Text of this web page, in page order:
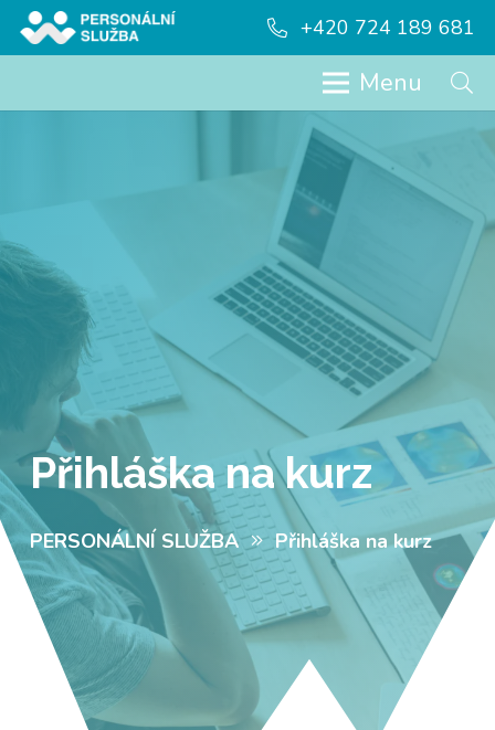
+420 724 189 681
Menu
Přihláška na kurz
PERSONÁLNÍ SLUŽBA Přihláška na kurz